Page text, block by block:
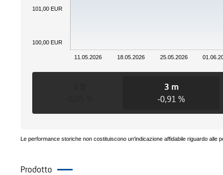
11.05.2026 18.05.2026 25.05.2026
100,00 EUR
101,00 EUR
3 m
-0,91 %
Le performance storiche non costituiscono un'indicazione affidabile riguardo alle
Prodotto